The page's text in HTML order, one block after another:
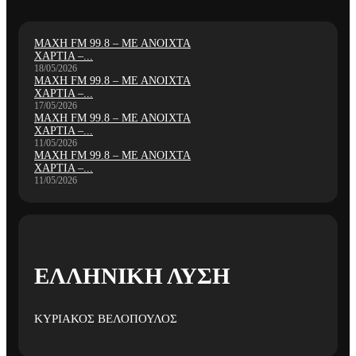
ΜΑΧΗ FM 99.8 – ΜΕ ΑΝΟΙΧΤΑ
ΧΑΡΤΙΑ –...
18/05/2026
ΜΑΧΗ FM 99.8 – ΜΕ ΑΝΟΙΧΤΑ
ΧΑΡΤΙΑ –...
17/05/2026
ΜΑΧΗ FM 99.8 – ΜΕ ΑΝΟΙΧΤΑ
ΧΑΡΤΙΑ –...
11/05/2026
ΜΑΧΗ FM 99.8 – ΜΕ ΑΝΟΙΧΤΑ
ΧΑΡΤΙΑ –...
11/05/2026
ΕΛΛΗΝΙΚΗ ΛΥΣΗ
ΚΥΡΙΑΚΟΣ ΒΕΛΟΠΟΥΛΟΣ